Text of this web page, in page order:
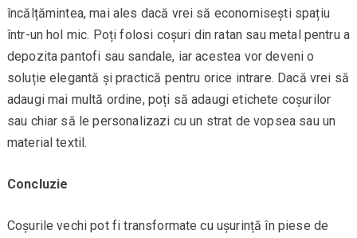
încălțămintea, mai ales dacă vrei să economisești spațiu
într-un hol mic. Poți folosi coșuri din ratan sau metal pentru a
depozita pantofi sau sandale, iar acestea vor deveni o
soluție elegantă și practică pentru orice intrare. Dacă vrei să
adaugi mai multă ordine, poți să adaugi etichete coșurilor
sau chiar să le personalizazi cu un strat de vopsea sau un
material textil.
Concluzie
Coșurile vechi pot fi transformate cu ușurință în piese de